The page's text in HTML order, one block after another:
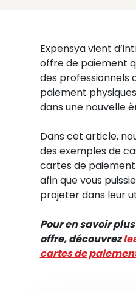
Expensya vient
offre de paiement
des professionnels
paiement
dans une nouvelle
Dans cet article,
des exemples de
cartes de
afin que vous
projeter dans leur
Pour en savoir
offre, découvrez
cartes de